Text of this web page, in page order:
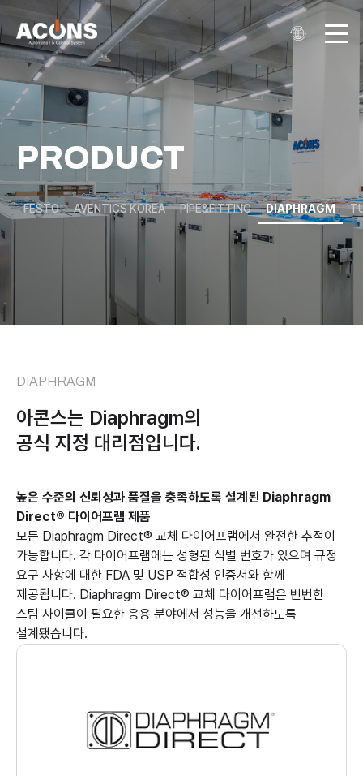
PRODUCT
FESTO AVENTICS KOREA PIPE&FITTING DIAPHRAGM
DIAPHRAGM
아콘스는 Diaphragm의
공식 지정 대리점입니다.
높은 수준의 신뢰성과 품질을 충족하도록 설계된 Diaphragm
Direct® 다이어프램 제품
모든 Diaphragm Direct® 교체 다이어프램에서 완전한 추적이
가능합니다. 각 다이어프램에는 성형된 식별 번호가 있으며 규정
요구 사항에 대한 FDA 및 USP 적합성 인증서와 함께
제공됩니다. Diaphragm Direct® 교체 다이어프램은 빈번한
스팀 사이클이 필요한 응용 분야에서 성능을 개선하도록
설계됐습니다.